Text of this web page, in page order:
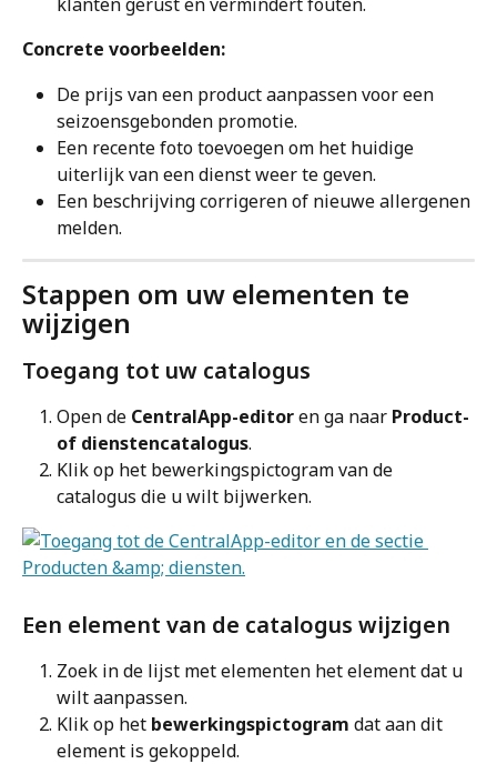
klanten gerust en vermindert fouten.
Concrete voorbeelden:
De prijs van een product aanpassen voor een
seizoensgebonden promotie.
Een recente foto toevoegen om het huidige
uiterlijk van een dienst weer te geven.
Een beschrijving corrigeren of nieuwe allergenen
melden.
Stappen om uw elementen te
wijzigen
Toegang tot uw catalogus
Open de CentralApp-editor en ga naar Product-
of dienstencatalogus.
Klik op het bewerkingspictogram van de
catalogus die u wilt bijwerken.
Een element van de catalogus wijzigen
Zoek in de lijst met elementen het element dat u
wilt aanpassen.
Klik op het bewerkingspictogram dat aan dit
element is gekoppeld.